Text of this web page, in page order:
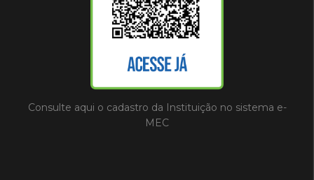
Consulte aqui o cadastro da Instituição no sistema e-
MEC